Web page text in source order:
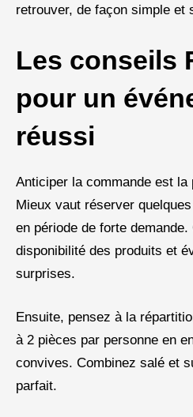
retrouver, de façon simple et
Les conseils
pour un
réussi
Anticiper la commande est la
Mieux vaut réserver
en période de forte
disponibilité des produits et
surprises.
Ensuite, pensez à la
à 2 pièces par personne en
convives. Combinez salé et
parfait.